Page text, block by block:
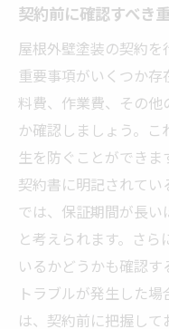
契約前に確認すべき
屋根外壁塗装の契約
重要事項がいくつか
料費、作業費、その
か確認しましょう。
生を防ぐことができ
契約書に明記されて
では、保証期間が長
と考えられます。さ
いるかどうかも確認
トラブルが発生した
は、契約前に把握して